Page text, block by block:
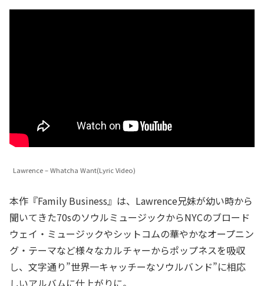
Lawrence – Whatcha Want(Lyric Video)
本作『Family Business』は、Lawrence兄妹が幼い時から
聞いてきた70sのソウルミュージックからNYCのブロード
ウェイ・ミュージックやシットコムの華やかなオープニン
グ・テーマなど様々なカルチャーからポップネスを吸収
し、文字通り”世界一キャッチーなソウルバンド”に相応